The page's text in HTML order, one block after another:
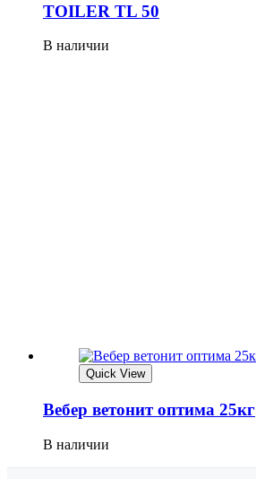
TOILER TL 50
В наличии
Quick View
Вебер ветонит оптима 25кг
В наличии